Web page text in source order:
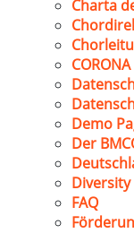
Charta
CORONA
Demo
Der
Diversity
FAQ